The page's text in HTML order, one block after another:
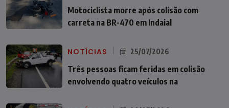
Motociclista morre após colisão com
carreta na BR-470 em Indaial
NOTÍCIAS 25/07/2026
Três pessoas ficam feridas em colisão
envolvendo quatro veículos na